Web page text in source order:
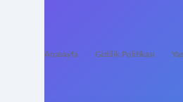
Anasayfa Gizlilik Politikası